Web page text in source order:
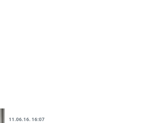
11.06.16. 16:07